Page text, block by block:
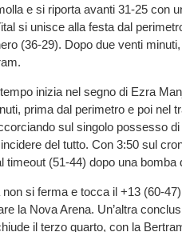
e si riporta avanti 31-25 con
si unisce alla festa dal
(36-29). Dopo due venti
inizia nel segno di Ezra
prima dal perimetro e poi nel
sul singolo possesso
del tutto. Con 3:50 sul
timeout (51-44) dopo una bomba
non si ferma e tocca il +13 (60-
la Nova Arena. Un’altra
il terzo quarto, con la